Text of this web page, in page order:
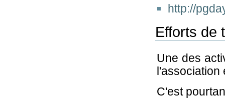
http://
Efforts de
Une des
C'est